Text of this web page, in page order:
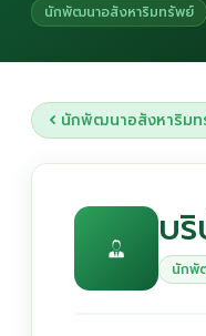
นักพัฒนาอสังหาริมทรัพย์
นักพัฒนาอสังหาริม
บริ
นักพั